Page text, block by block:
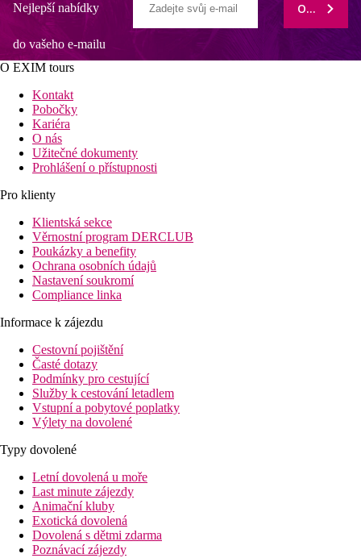
Nejlepší nabídky
do vašeho e-mailu
ODEBÍRAT
O EXIM tours
Kontakt
Pobočky
Kariéra
O nás
Užitečné dokumenty
Prohlášení o přístupnosti
Pro klienty
Klientská sekce
Věrnostní program DERCLUB
Poukázky a benefity
Ochrana osobních údajů
Nastavení soukromí
Compliance linka
Informace k zájezdu
Cestovní pojištění
Časté dotazy
Podmínky pro cestující
Služby k cestování letadlem
Vstupní a pobytové poplatky
Výlety na dovolené
Typy dovolené
Letní dovolená u moře
Last minute zájezdy
Animační kluby
Exotická dovolená
Dovolená s dětmi zdarma
Poznávací zájezdy